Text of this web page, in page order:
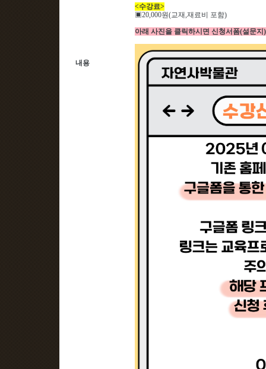
내용
<수강료>
▣20,000원(교재,재료비 포함)
아래 사진을 클릭하시면 신청서폼(설문